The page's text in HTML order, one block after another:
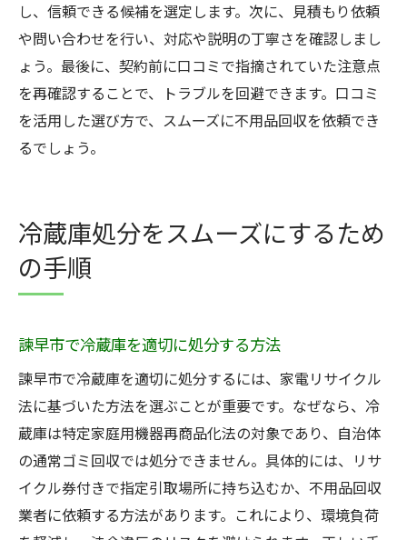
し、信頼できる候補を選定します。次に、見積もり依頼
や問い合わせを行い、対応や説明の丁寧さを確認しまし
ょう。最後に、契約前に口コミで指摘されていた注意点
を再確認することで、トラブルを回避できます。口コミ
を活用した選び方で、スムーズに不用品回収を依頼でき
るでしょう。
冷蔵庫処分をスムーズにするため
の手順
諫早市で冷蔵庫を適切に処分する方法
諫早市で冷蔵庫を適切に処分するには、家電リサイクル
法に基づいた方法を選ぶことが重要です。なぜなら、冷
蔵庫は特定家庭用機器再商品化法の対象であり、自治体
の通常ゴミ回収では処分できません。具体的には、リサ
イクル券付きで指定引取場所に持ち込むか、不用品回収
業者に依頼する方法があります。これにより、環境負荷